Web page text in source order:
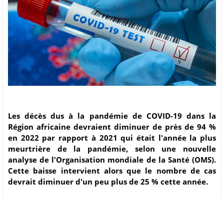
Les décès dus à la pandémie de COVID-19 dans la
Région africaine devraient diminuer de près de 94 %
en 2022 par rapport à 2021 qui était l'année la plus
meurtrière de la pandémie, selon une nouvelle
analyse de l'Organisation mondiale de la Santé (OMS).
Cette baisse intervient alors que le nombre de cas
devrait diminuer d'un peu plus de 25 % cette année.